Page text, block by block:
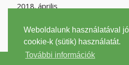
Weboldalunk használatával
cookie-k (sütik) használatát.
További információk
2018. április